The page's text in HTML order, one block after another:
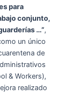
para
conjunto,
…”,
un único
de
& Workers),
realizado